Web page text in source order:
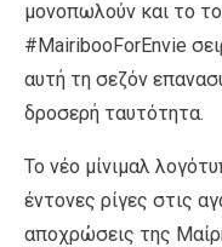
μονοπωλούν και το
#MairibooForEnvie
αυτή τη σεζόν
δροσερή ταυτότητα.
Το νέο μίνιμαλ
έντονες ρίγες στις
αποχρώσεις της